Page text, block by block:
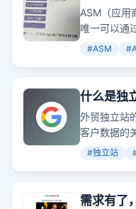
销）到底
ASM（应用
唯一可以通
式。它通
App Store
#ASM #
什么是独
推广？
外贸独立站
客户数据的
势、搭建
和转化率。
独立站了呢？
#独立站
需求有了